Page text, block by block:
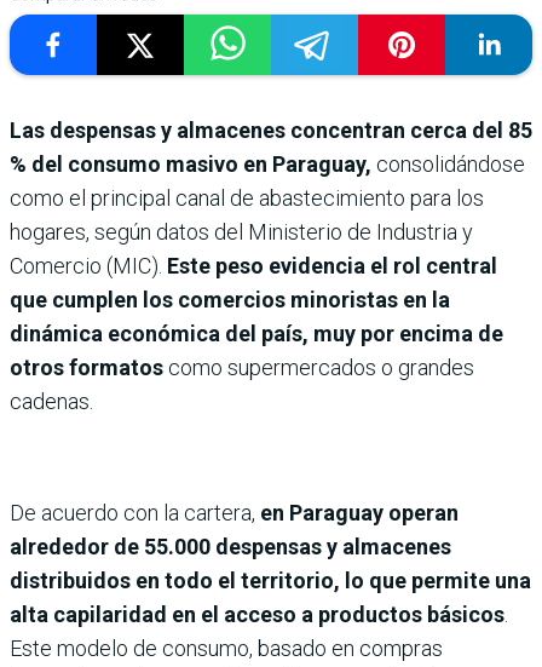
Las despensas y almacenes concentran cerca del 85
% del consumo masivo en Paraguay, consolidándose
como el principal canal de abastecimiento para los
hogares, según datos del Ministerio de Industria y
Comercio (MIC). Este peso evidencia el rol central
que cumplen los comercios minoristas en la
dinámica económica del país, muy por encima de
otros formatos como supermercados o grandes
cadenas.
De acuerdo con la cartera, en Paraguay operan
alrededor de 55.000 despensas y almacenes
distribuidos en todo el territorio, lo que permite una
alta capilaridad en el acceso a productos básicos
Este modelo de consumo, basado en compras